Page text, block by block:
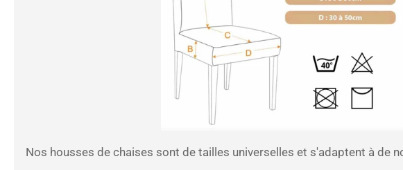
Nos housses de chaises sont de tailles universelles et s'adaptent à de